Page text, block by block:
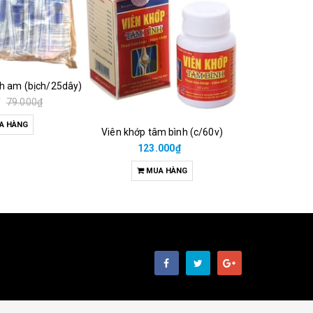
am (bịch/25dây)
79.000₫
HÀNG
Viên khớp tâm bình (c/60v)
123.000₫
MUA HÀNG